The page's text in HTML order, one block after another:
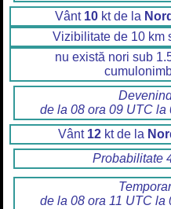
Vânt 10kt de la
Vizibilitate de 10 km
nu există nori sub
de la 08 ora 09 UTC la
Vânt 12 kt de la
Probabilitate
Temporar
de la 08 ora 11 UTC la